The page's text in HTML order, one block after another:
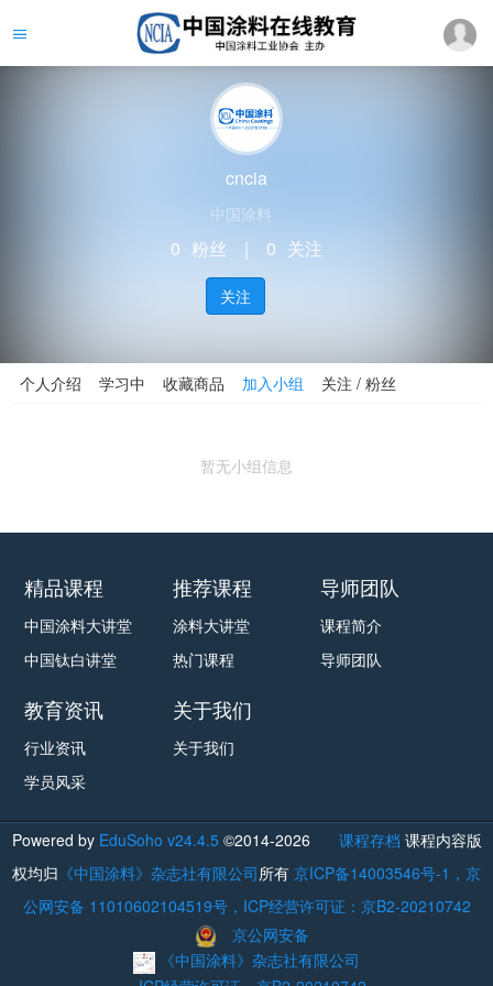
cncia
中国涂料
0 粉丝 ｜ 0 关注
关注
个人介绍 学习中 收藏商品 加入小组 关注 / 粉丝
暂无小组信息
精品课程
中国涂料大讲堂
中国钛白讲堂
推荐课程
涂料大讲堂
热门课程
导师团队
课程简介
导师团队
教育资讯
行业资讯
学员风采
关于我们
关于我们
Powered by EduSoho v24.4.5 ©2014-2026 课程存档 课程内容版
权均归 《中国涂料》杂志社有限公司所有 京ICP备14003546号-1，京
公网安备 11010602104519号，ICP经营许可证：京B2-20210742
京公网安备
《中国涂料》杂志社有限公司